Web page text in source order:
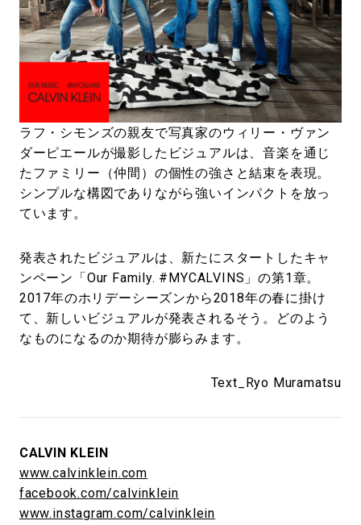
ラフ・シモンズの親友で写真家のウィリー・ヴァン
ダーピエールが撮影したビジュアルは、音楽を通じ
たファミリー（仲間）の個性の強さと結束を表現。
シンプルな構図でありながら強いインパクトを放っ
ています。
発表されたビジュアルは、新たにスタートしたキャ
ンペーン「Our Family. #MYCALVINS」の第1章。
2017年のホリデーシーズンから2018年の春に掛け
て、新しいビジュアルが発表されるそう。どのよう
なものになるのか期待が膨らみます。
Text_Ryo Muramatsu
CALVIN KLEIN
www.calvinklein.com
facebook.com/calvinklein
www.instagram.com/calvinklein